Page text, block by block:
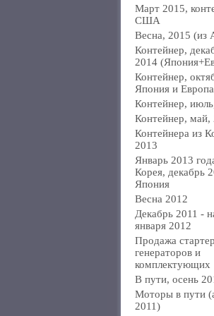
Март 2015,
США
Весна, 2015 (из
Контейнер,
2014
Контейнер,
Япония и
Контейнер,
Контейнер, май,
Контейнера из
2013
Январь 2013
Корея, декабрь
Япония
Весна 2012
Декабрь 2011 -
января 2012
Продажа
генераторов и
комплектующих
В пути, осень
Моторы в пути
2011)